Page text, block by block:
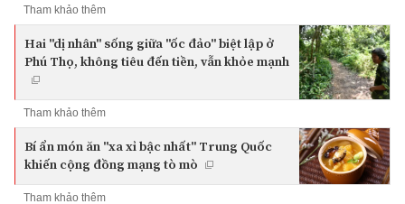
Tham khảo thêm
Hai "dị nhân" sống giữa "ốc đảo" biệt lập ở
Phú Thọ, không tiêu đến tiền, vẫn khỏe mạnh
Tham khảo thêm
Bí ẩn món ăn "xa xỉ bậc nhất" Trung Quốc
khiến cộng đồng mạng tò mò
Tham khảo thêm